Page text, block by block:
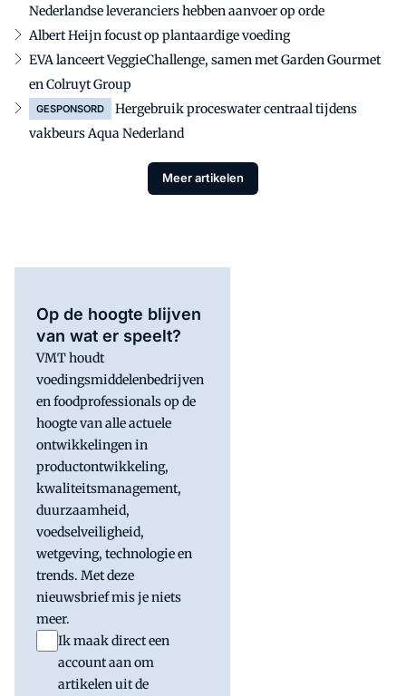
Nederlandse leveranciers hebben aanvoer op orde
Albert Heijn focust op plantaardige voeding
EVA lanceert VeggieChallenge, samen met Garden Gourmet
en Colruyt Group
GESPONSORD
Hergebruik proceswater centraal tijdens
vakbeurs Aqua Nederland
Meer artikelen
Op de hoogte blijven
van wat er speelt?
VMT houdt
voedingsmiddelenbedrijven
en foodprofessionals op de
hoogte van alle actuele
ontwikkelingen in
productontwikkeling,
kwaliteitsmanagement,
duurzaamheid,
voedselveiligheid,
wetgeving, technologie en
trends. Met deze
nieuwsbrief mis je niets
meer.
Ik maak direct een
account aan om
artikelen uit de